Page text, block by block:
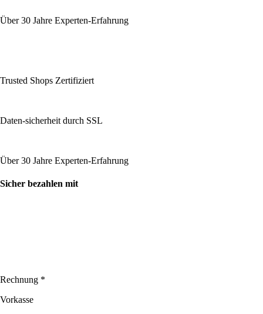
Über 30 Jahre Experten-Erfahrung
Trusted Shops Zertifiziert
Daten-sicherheit durch SSL
Über 30 Jahre Experten-Erfahrung
Sicher bezahlen mit
Rechnung *
Vorkasse